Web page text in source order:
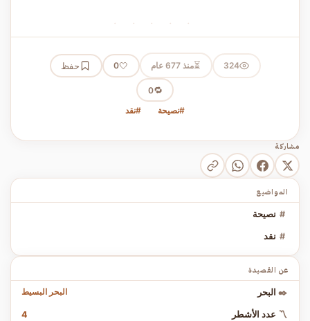
· · · · ·
324
⏳منذ 677 عام 🤍
0 حفظ
🔁
0
#نصيحة
#نقد
مشاركة
المواضيع
# نصيحة
# نقد
عن القصيدة
✒️ البحر البحر البسيط
〽️ عدد الأشطر 4